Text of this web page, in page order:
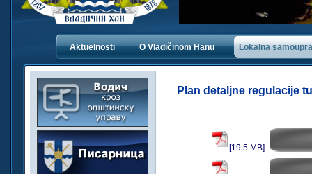
Aktuelnosti O Vladičinom Hanu Lokalna
Plan detaljne regulacije
[19.5 MB]